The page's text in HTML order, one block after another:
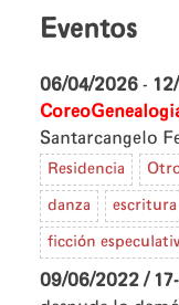
Eventos
06/04/2026 -
Santarcangelo
Residencia
danza escritura
ficción
09/06/2022 /